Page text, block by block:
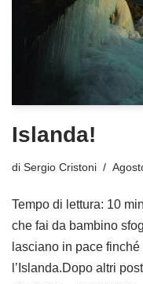
Islanda!
di Sergio Cristoni
Tempo di lettura: 10
che fai da bambino
lasciano in pace
l’Islanda.Dopo altri